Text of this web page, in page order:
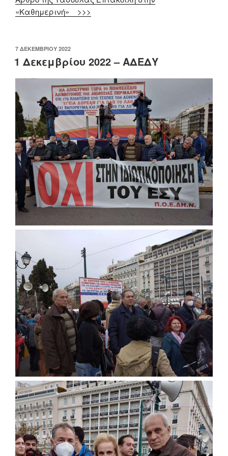
«Καθημερινή» >>>
ΔΗΜΟΣΙΕΎΤΗΚΕ
ΣΤΙΣ
7 ΔΕΚΕΜΒΡΊΟΥ 2022
1 Δεκεμβρίου 2022 – ΑΔΕΔΥ